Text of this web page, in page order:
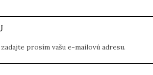
prosím vašu e-mailovú adresu.